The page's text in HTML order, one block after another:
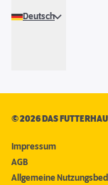
Deutsch
©2026 DAS
Impressum
AGB
Allgemeine